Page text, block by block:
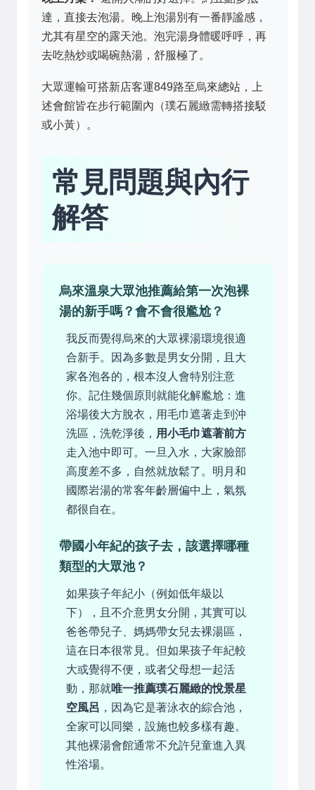
達，直接去泡湯。晚上泡湯別有一番靜謐感，
尤其有星空的露天池。泡完湯身體暖呼呼，再
去吃熱炒或喝碗熱湯，舒服極了。
大眾運輸可搭新店客運849路至烏來總站，上
述會館皆在步行範圍內（璞石麗緻需轉搭接駁
或小黃）。
常見問題與內行
解答
烏來溫泉大眾池推薦給第一次泡裸
湯的新手嗎？會不會很尷尬？
我反而覺得烏來的大眾裸湯環境很適
合新手。因為多數是男女分開，且大
家各泡各的，根本沒人會特別注意
你。記住幾個原則就能化解尷尬：進
浴場後大方脫衣，用毛巾遮著走到沖
洗區，洗乾淨後， 用小毛巾遮著前方
走入池中即可。一旦入水，大家臉部
高度差不多，自然就放鬆了。明月和
國際岩湯的常客年齡層偏中上，氣氛
都很自在。
帶國小年紀的孩子去，該選擇哪種
類型的大眾池？
如果孩子年紀小（例如低年級以
下），且不介意男女分開，其實可以
爸爸帶兒子、媽媽帶女兒去裸湯區，
這在日本很常見。但如果孩子年紀較
大或覺得不便，或者父母想一起活
動，那就唯一推薦璞石麗緻的悅景星
空風呂 ，因為它是著泳衣的綜合池，
全家可以同樂，設施也較多樣有趣。
其他裸湯會館通常不允許兒童進入異
性浴場。